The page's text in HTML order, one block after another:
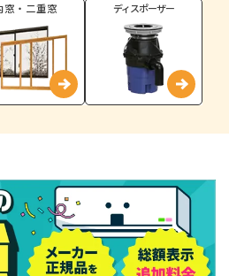
窓・二重窓 ディスポーザー